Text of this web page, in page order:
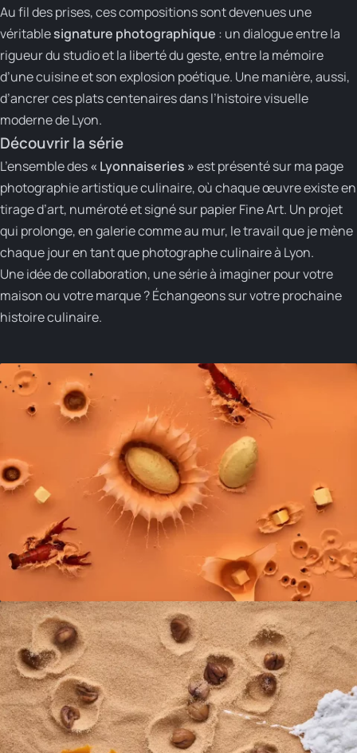
Au fil des prises, ces compositions sont devenues une
véritablesignature photographique : un dialogue entre la
rigueur du studio et la liberté du geste, entre la mémoire
d’une cuisine et son explosion poétique. Une manière, aussi,
d’ancrer ces plats centenaires dans l’histoire visuelle
moderne de Lyon.
Découvrir la série
L’ensemble des« Lyonnaiseries »est présenté sur ma page
photographie artistique culinaire, où chaque œuvre existe en
tirage d’art, numéroté et signé sur papier Fine Art. Un projet
qui prolonge, en galerie comme au mur, le travail que je mène
chaque jour en tant quephotographe culinaire à Lyon.
Une idée de collaboration, une série à imaginer pour votre
maison ou votre marque ?Échangeons sur votre prochaine
histoire culinaire.